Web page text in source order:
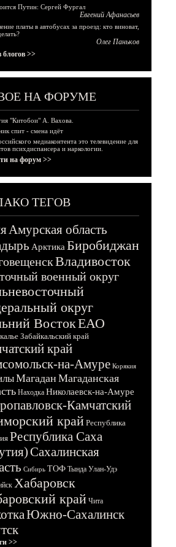
Путин: Сергей Фургал
Евгений Афанасьев
платы в автобусах за проезд: кто виноват,
Олег Паньков
>>
НА ФОРУМЕ
"Китобои" А. Вахова.
спит - смена идёт
медиаконтента это телевидение для
психдиспансера и наркологии.
на форум >>
ТЕГОВ
Амурская область
Арктика Биробиджан
Владивосток
военный округ
округ
ВостокЕАО
Забайкальский край
край
на-Амуре Корякия
Магадан Магаданская
Находка Николаевск-на-Амуре
Камчатский
крайРеспублика
Республика Саха
Сахалинская
Сибирь ТОФ Тында Улан-Удэ
Хабаровск
край Чита
Южно-Сахалинск
>>